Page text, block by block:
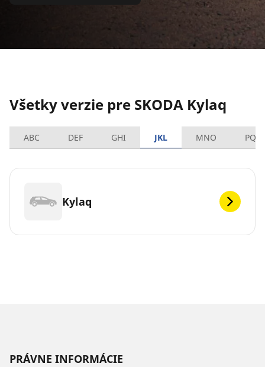
Všetky verzie pre SKODA Kylaq
ABC DEF GHI JKL MNO
Kylaq
PRÁVNE INFORMÁCIE